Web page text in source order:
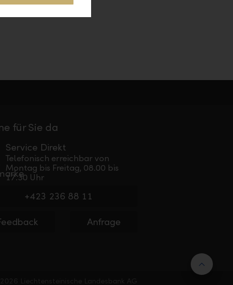
für Sie da
Service Direkt
Telefonisch erreichbar von
Montag bis Freitag, 08.00 bis
17.30 Uhr
+423 236 88 11
Anfrage